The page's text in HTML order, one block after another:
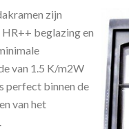
zijn
beglazing en
van 1.5 K/m2W
perfect binnen de
van het